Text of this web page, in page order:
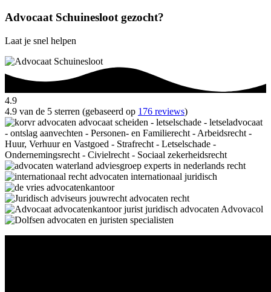
Advocaat Schuinesloot gezocht?
Laat je snel helpen
4.9
4.9 van de 5 sterren (gebaseerd op 176 reviews)